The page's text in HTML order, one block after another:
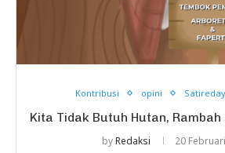
Kontribusi opini Satireday
Kita Tidak Butuh Hutan,
byRedaksi 20